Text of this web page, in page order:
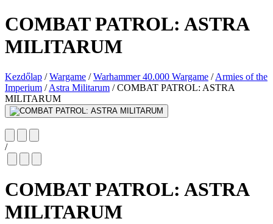
COMBAT PATROL: ASTRA
MILITARUM
Kezdőlap / Wargame / Warhammer 40.000 Wargame / Armies of the
Imperium / Astra Militarum /COMBAT PATROL: ASTRA
MILITARUM
/
COMBAT PATROL: ASTRA
MILITARUM